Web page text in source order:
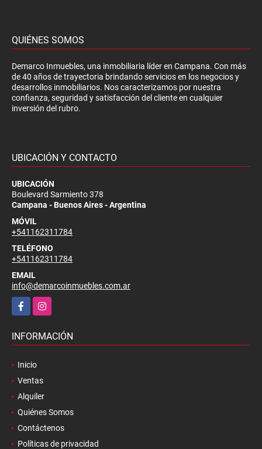
QUIÉNES SOMOS
Demarco Inmuebles, una inmobiliaria líder en Campana. Con más
de 40 años de trayectoria brindando servicios en los negocios y
desarrollos inmobiliarios. Nos caracterizamos por nuestra
confianza, seguridad y satisfacción del cliente en cualquier
inversión del rubro.
UBICACIÓN Y CONTACTO
UBICACIÓN
Boulevard Sarmiento 378
Campana - Buenos Aires - Argentina
MÓVIL
+541162311784
TELÉFONO
+541162311784
EMAIL
info@demarcoinmuebles.com.ar
FacebookInstagram
INFORMACIÓN
Inicio
Ventas
Alquiler
Quiénes Somos
Contáctenos
Políticas de privacidad